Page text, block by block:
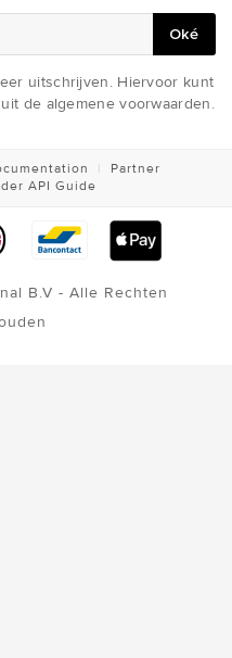
Oké
uitschrijven. Hiervoor kunt
de algemene voorwaarden.
|
Partner
API Guide
B.V - Alle Rechten